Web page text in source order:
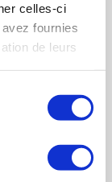
celles-ci
fournies
de leurs
risque de
un risque qui
qu’un
Binance) et du